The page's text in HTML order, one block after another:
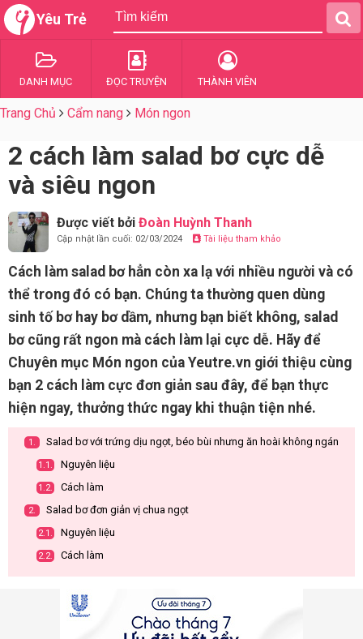
Yêu Trẻ
DANH MỤC ĐỌC TRUYỆN THÀNH VIÊN
Trang Chủ Cẩm nang Món ngon
2 cách làm salad bơ cực dễ
và siêu ngon
Được viết bởi Đoàn Huỳnh Thanh
Cập nhật lần cuối: 02/03/2024 Tài liệu tham khảo
Cách làm salad bơ hẳn còn xa lạ với nhiều người và có
thể trong đó có bạn. Chúng ta thường quen dùng
sinh tố bơ hay bơ dầm, nhưng bạn biết không, salad
bơ cũng rất ngon mà cách làm lại cực dễ. Hãy để
Chuyên mục Món ngon của Yeutre.vn giới thiệu cùng
bạn 2 cách làm cực đơn giản sau đây, để bạn thực
hiện ngay, thưởng thức ngay khi thuận tiện nhé.
1. Salad bơ với trứng dịu ngọt, béo bùi nhưng ăn hoài không ngán
1.1. Nguyên liệu
1.2. Cách làm
2. Salad bơ đơn giản vị chua ngọt
2.1. Nguyên liệu
2.2. Cách làm